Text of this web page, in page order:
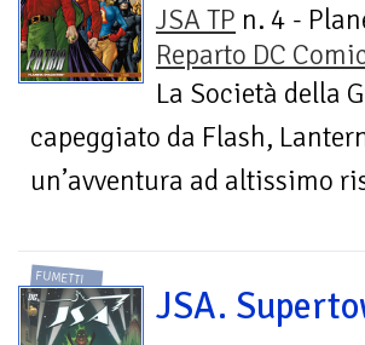
JSA TP n. 4 -
Reparto DC
La Società della
capeggiato da Flash,
un’avventura ad altissimo
FUMETTI
JSA.